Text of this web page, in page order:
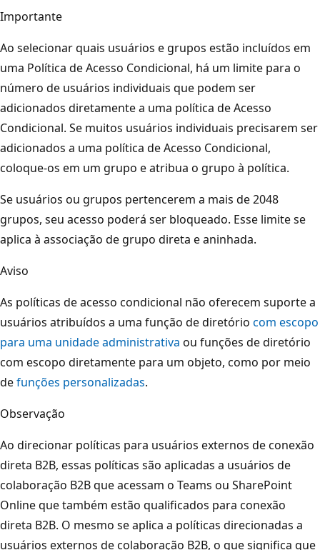
Importante
Ao selecionar quais usuários e grupos estão incluídos em
uma Política de Acesso Condicional, há um limite para o
número de usuários individuais que podem ser
adicionados diretamente a uma política de Acesso
Condicional. Se muitos usuários individuais precisarem ser
adicionados a uma política de Acesso Condicional,
coloque-os em um grupo e atribua o grupo à política.
Se usuários ou grupos pertencerem a mais de 2048
grupos, seu acesso poderá ser bloqueado. Esse limite se
aplica à associação de grupo direta e aninhada.
Aviso
As políticas de acesso condicional não oferecem suporte a
usuários atribuídos a uma função de diretório com escopo
para uma unidade administrativa ou funções de diretório
com escopo diretamente para um objeto, como por meio
defunções personalizadas.
Observação
Ao direcionar políticas para usuários externos de conexão
direta B2B, essas políticas são aplicadas a usuários de
colaboração B2B que acessam o Teams ou SharePoint
Online que também estão qualificados para conexão
direta B2B. O mesmo se aplica a políticas direcionadas a
usuários externos de colaboração B2B, o que significa que